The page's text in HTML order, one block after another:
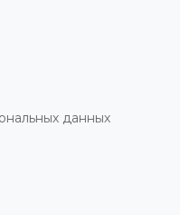
данных